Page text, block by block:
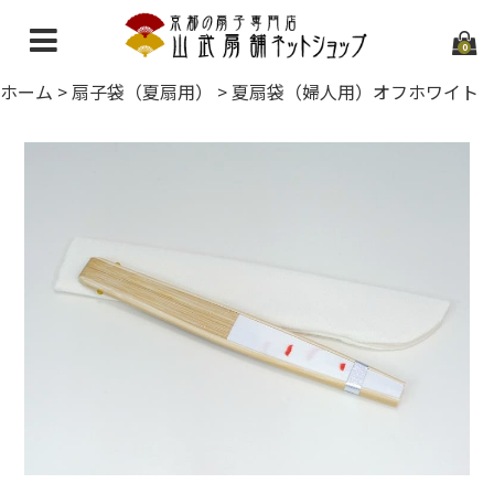
0
ホーム
当店について
ホーム >扇子袋（夏扇用） > 夏扇袋（婦人用）オフホワイト